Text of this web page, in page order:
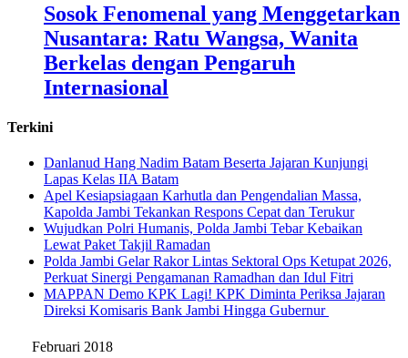
Sosok Fenomenal yang Menggetarkan
Nusantara: Ratu Wangsa, Wanita
Berkelas dengan Pengaruh
Internasional
Terkini
Danlanud Hang Nadim Batam Beserta Jajaran Kunjungi
Lapas Kelas IIA Batam
Apel Kesiapsiagaan Karhutla dan Pengendalian Massa,
Kapolda Jambi Tekankan Respons Cepat dan Terukur
Wujudkan Polri Humanis, Polda Jambi Tebar Kebaikan
Lewat Paket Takjil Ramadan
Polda Jambi Gelar Rakor Lintas Sektoral Ops Ketupat 2026,
Perkuat Sinergi Pengamanan Ramadhan dan Idul Fitri
‎MAPPAN Demo KPK Lagi! KPK Diminta Periksa Jajaran
Direksi Komisaris Bank Jambi Hingga Gubernur ‎
Februari 2018